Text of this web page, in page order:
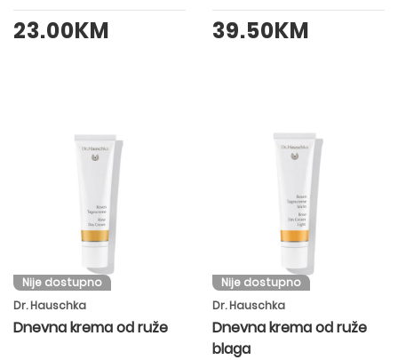
23.00KM 39.50KM
Nije dostupno
Dr. Hauschka
Dnevna krema od ruže
Nije dostupno
Dr. Hauschka
Dnevna krema od ruže
blaga